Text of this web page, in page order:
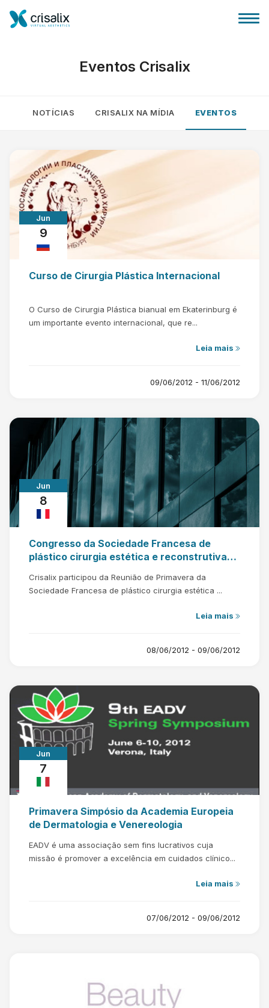
Plataforma 3D de business
Planos
Avaliações dos pacientes
Eventos Crisalix
NOTÍCIAS CRISALIX NA MÍDIA EVENTOS
Jun
9
Curso de Cirurgia Plástica Internacional
O Curso de Cirurgia Plástica bianual em Ekaterinburg é
um importante evento internacional, que re...
Leia mais
09/06/2012 - 11/06/2012
Jun
8
Congresso da Sociedade Francesa de
plástico cirurgia estética e reconstrutiva
Crisalix participou da Reunião de Primavera da
Sociedade Francesa de plástico cirurgia estética ...
Leia mais
08/06/2012 - 09/06/2012
Jun
7
Primavera Simpósio da Academia Europeia
de Dermatologia e Venereologia
EADV é uma associação sem fins lucrativos cuja
missão é promover a excelência em cuidados clínico...
Leia mais
07/06/2012 - 09/06/2012